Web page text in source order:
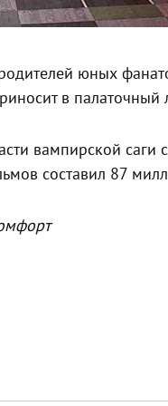
юных
в палаточный
вампирской саги
составил 87